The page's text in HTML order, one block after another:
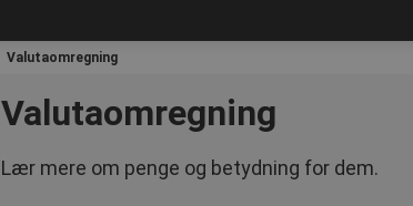
Valutaomregning
Valutaomregning
Lær mere om penge og betydning for dem.